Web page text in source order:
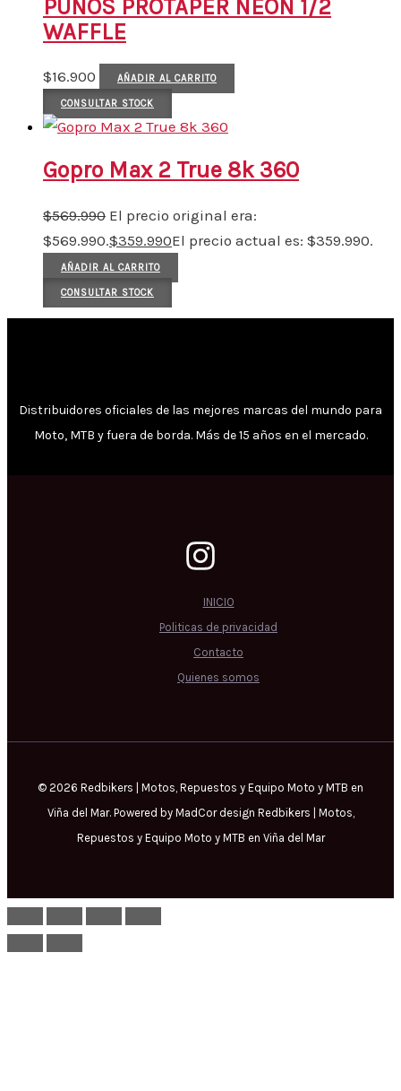
PUÑOS PROTAPER NEON 1/2
WAFFLE
$16.900 AÑADIR AL CARRITO
CONSULTAR STOCK
Gopro Max 2 True 8k 360
$569.990 El precio original era:
$569.990.$359.990El precio actual es: $359.990.
AÑADIR AL CARRITO
CONSULTAR STOCK
Distribuidores oficiales de las mejores marcas del mundo para
Moto, MTB y fuera de borda. Más de 15 años en el mercado.
INICIO
Politicas de privacidad
Contacto
Quienes somos
© 2026 Redbikers | Motos, Repuestos y Equipo Moto y MTB en
Viña del Mar. Powered by MadCor design Redbikers | Motos,
Repuestos y Equipo Moto y MTB en Viña del Mar